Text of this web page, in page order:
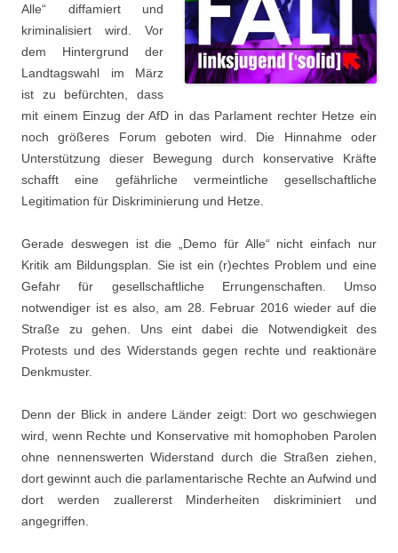
Alle“ diffamiert und
kriminalisiert wird. Vor
dem Hintergrund der
Landtagswahl im März
ist zu befürchten, dass
mit einem Einzug der AfD in das Parlament rechter Hetze ein
noch größeres Forum geboten wird. Die Hinnahme oder
Unterstützung dieser Bewegung durch konservative Kräfte
schafft eine gefährliche vermeintliche gesellschaftliche
Legitimation für Diskriminierung und Hetze.
Gerade deswegen ist die „Demo für Alle“ nicht einfach nur
Kritik am Bildungsplan. Sie ist ein (r)echtes Problem und eine
Gefahr für gesellschaftliche Errungenschaften. Umso
notwendiger ist es also, am 28. Februar 2016 wieder auf die
Straße zu gehen. Uns eint dabei die Notwendigkeit des
Protests und des Widerstands gegen rechte und reaktionäre
Denkmuster.
Denn der Blick in andere Länder zeigt: Dort wo geschwiegen
wird, wenn Rechte und Konservative mit homophoben Parolen
ohne nennenswerten Widerstand durch die Straßen ziehen,
dort gewinnt auch die parlamentarische Rechte an Aufwind und
dort werden zuallererst Minderheiten diskriminiert und
angegriffen.